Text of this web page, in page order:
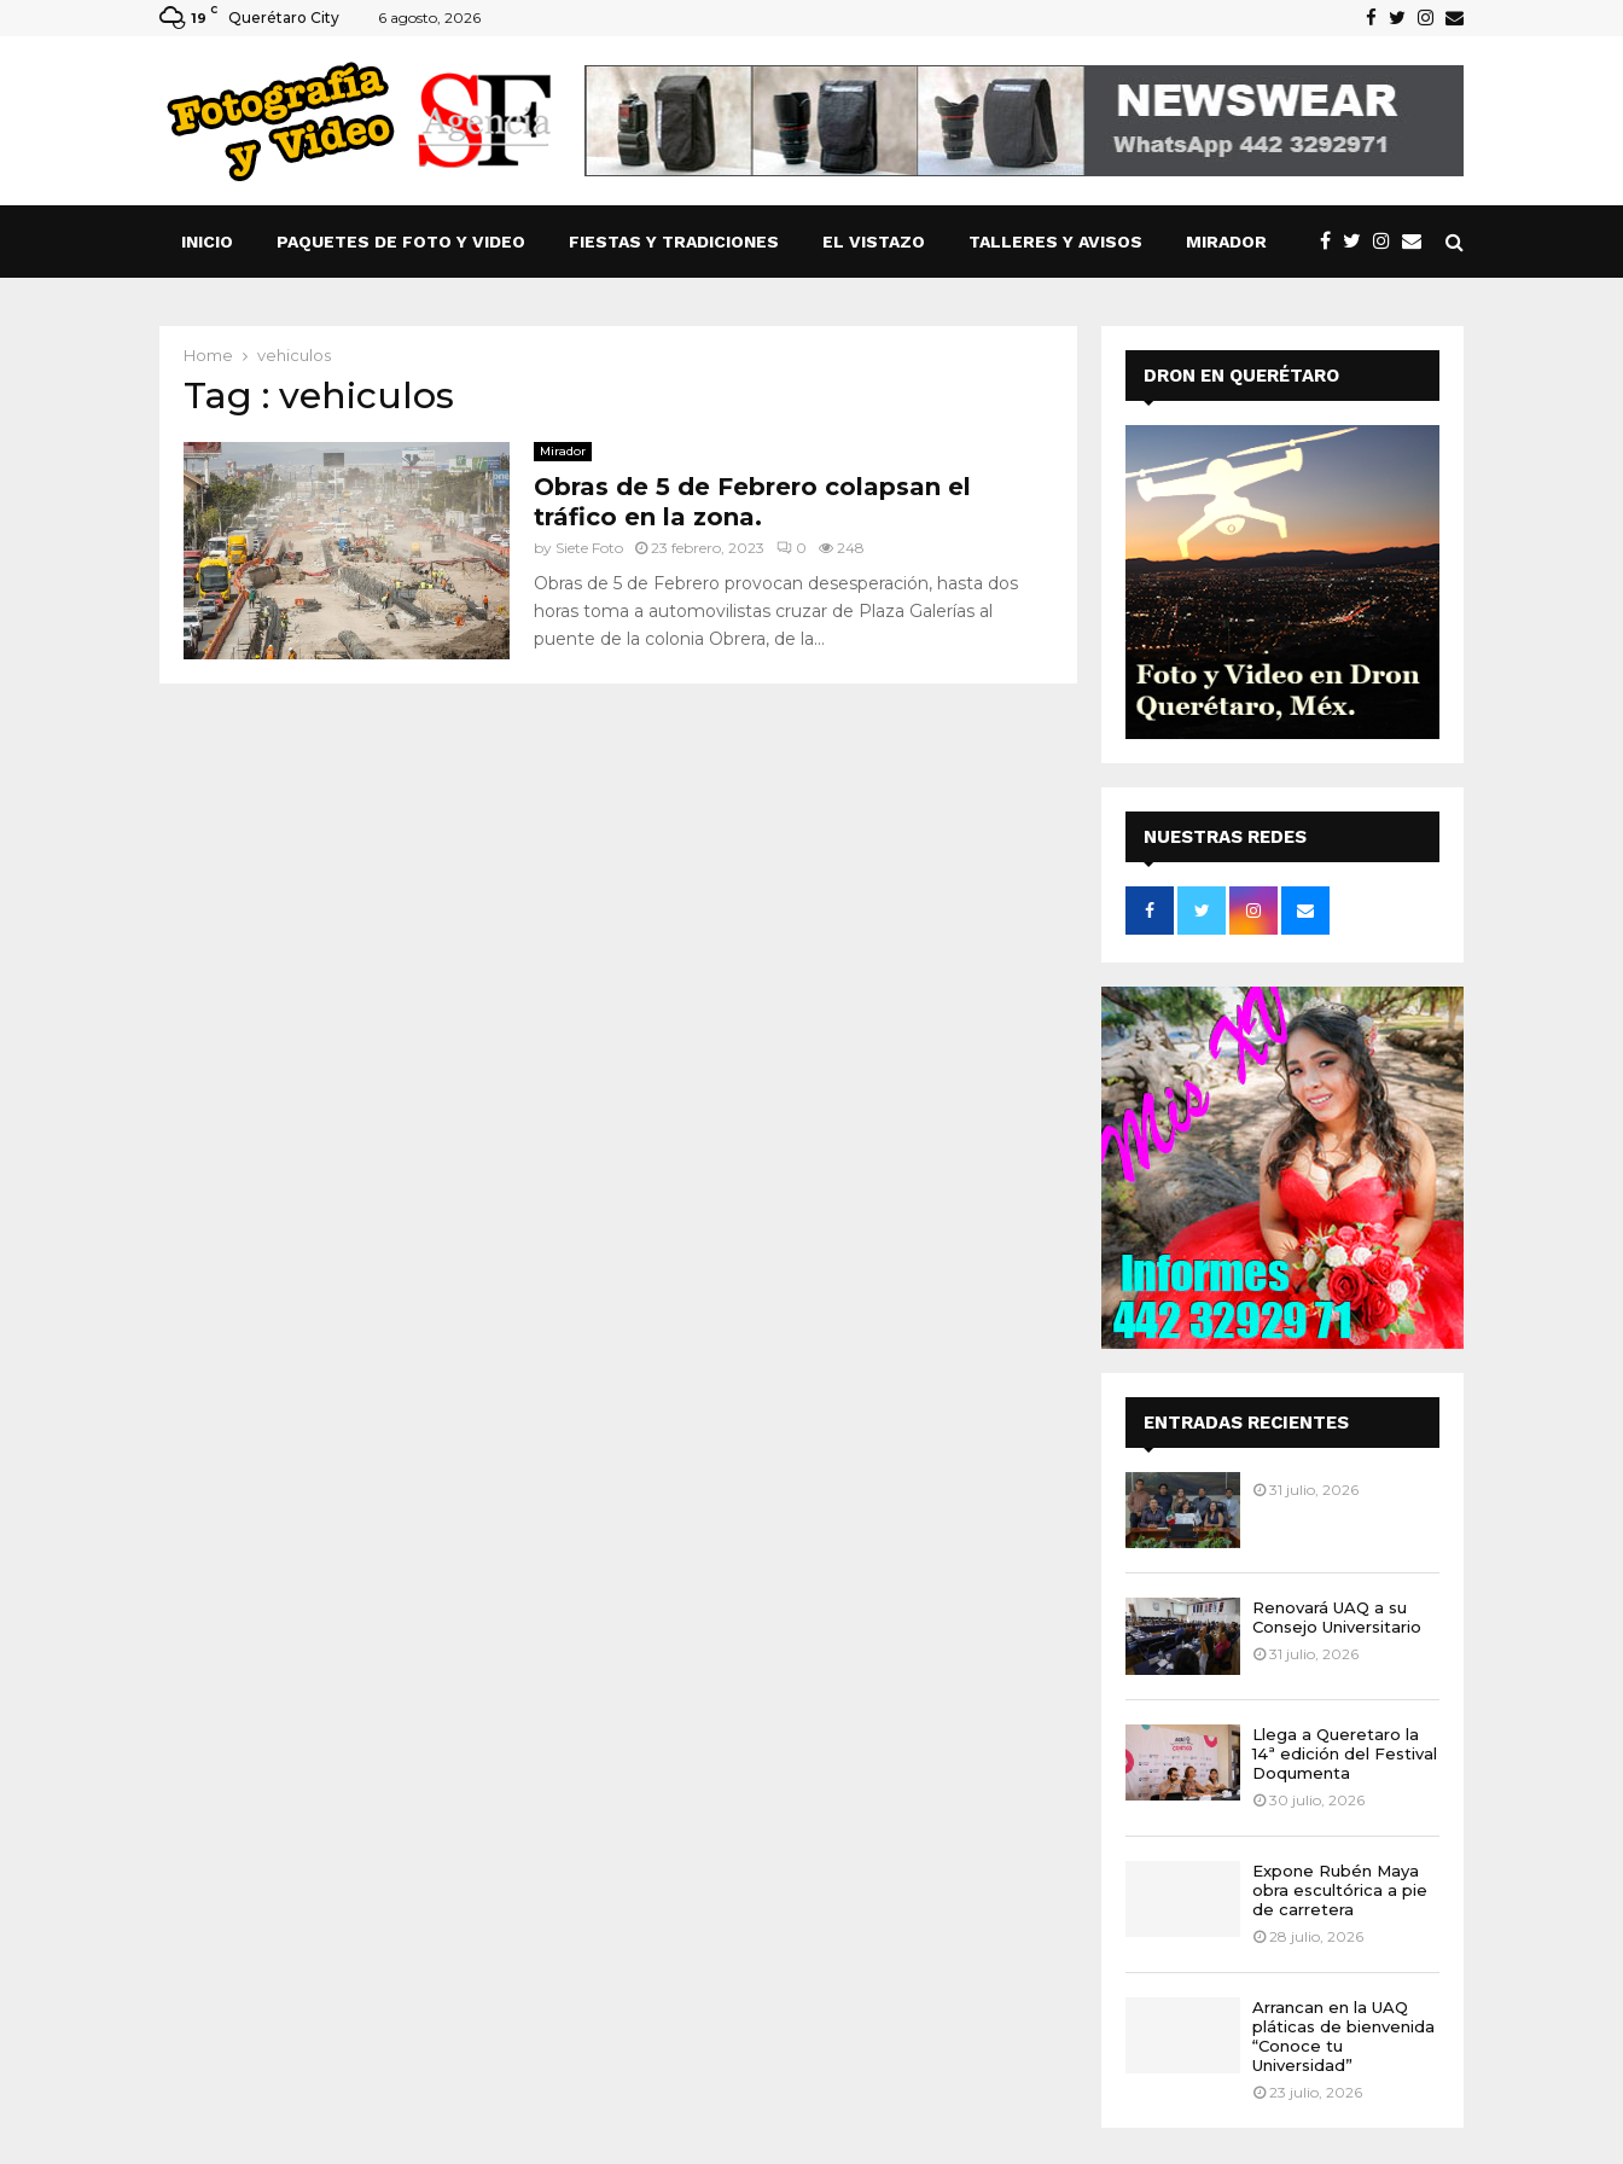
19 C Querétaro City 6 agosto, 2026 Facebook
TwitterInstagram
Email
INICIO PAQUETES DE FOTO Y VIDEO FIESTAS Y TRADICIONES EL VISTAZO TALLERES Y AVISOS MIRADOR
Home vehiculos
Tag : vehiculos
Mirador
Obras de 5 de Febrero colapsan el
tráfico en la zona.
by Siete Foto 23 febrero, 2023 0 248
Obras de 5 de Febrero provocan desesperación, hasta dos
horas toma a automovilistas cruzar de Plaza Galerías al
puente de la colonia Obrera, de la...
DRON EN QUERÉTARO
NUESTRAS REDES
SOCIALES
ENTRADAS RECIENTES
31 julio, 2026
Renovará UAQ a su
Consejo Universitario
31 julio, 2026
Llega a Queretaro la
14ª edición del Festival
Doqumenta
30 julio, 2026
Expone Rubén Maya
obra escultórica a pie
de carretera
28 julio, 2026
Arrancan en la UAQ
pláticas de bienvenida
“Conoce tu
Universidad”
23 julio, 2026